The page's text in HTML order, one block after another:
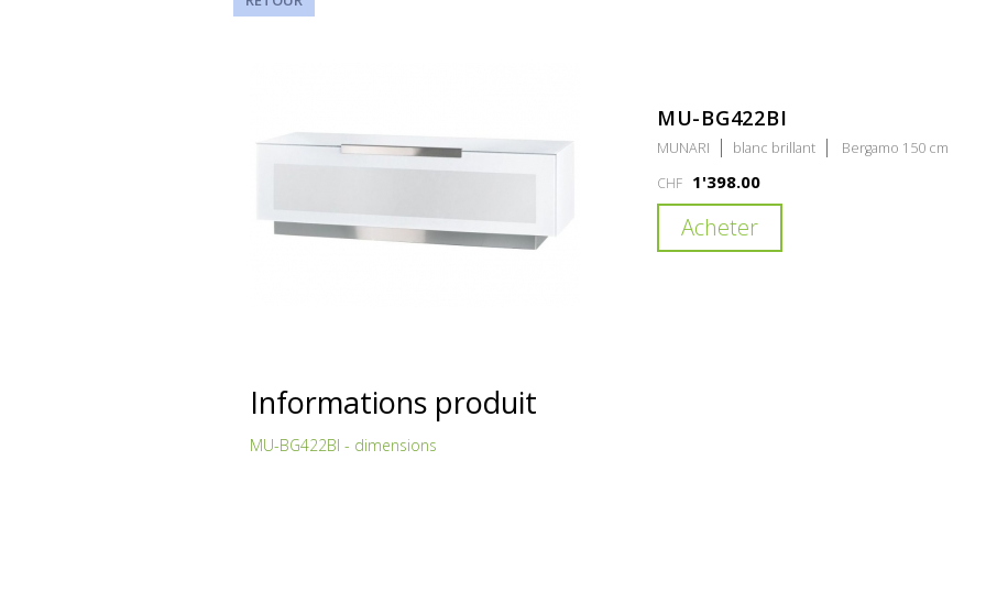
MU-BG422BI
MUNARI blanc brillant
Bergamo 150 cm
CHF 1'398.00
Acheter
Informations produit
MU-BG422BI - dimensions